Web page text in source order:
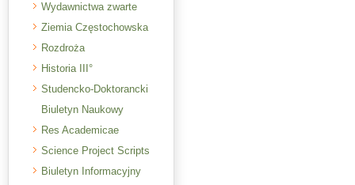
Wydawnictwa zwarte
Ziemia Częstochowska
Rozdroża
Historia III°
Studencko-Doktorancki
Biuletyn Naukowy
Res Academicae
Science Project Scripts
Biuletyn Informacyjny